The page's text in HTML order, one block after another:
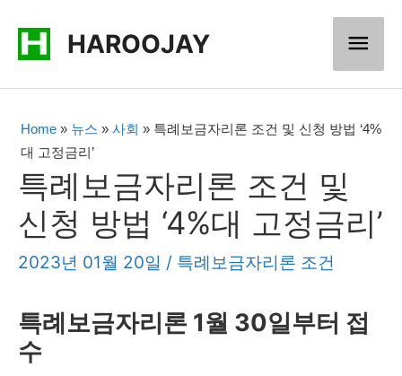
HAROOJAY
메
인
메
뉴
Home » 뉴스 » 사회 » 특례보금자리론 조건 및 신청 방법 ‘4%
대 고정금리’
특례보금자리론 조건 및
신청 방법 ‘4%대 고정금리’
2023년 01월 20일 / 특례보금자리론 조건
특례보금자리론 1월 30일부터 접
수